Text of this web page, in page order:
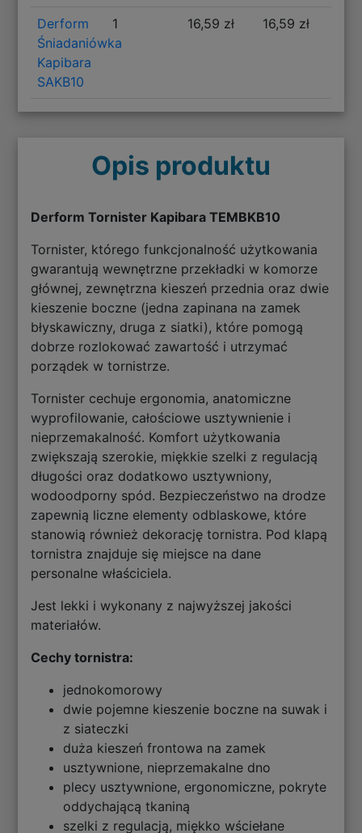
Derform
Śniadaniówka
Kapibara
SAKB10
1 16,59 zł 16,59 zł
Opis produktu
Derform Tornister Kapibara TEMBKB10
Tornister, którego funkcjonalność użytkowania
gwarantują wewnętrzne przekładki w komorze
głównej, zewnętrzna kieszeń przednia oraz dwie
kieszenie boczne (jedna zapinana na zamek
błyskawiczny, druga z siatki), które pomogą
dobrze rozlokować zawartość i utrzymać
porządek w tornistrze.
Tornister cechuje ergonomia, anatomiczne
wyprofilowanie, całościowe usztywnienie i
nieprzemakalność. Komfort użytkowania
zwiększają szerokie, miękkie szelki z regulacją
długości oraz dodatkowo usztywniony,
wodoodporny spód. Bezpieczeństwo na drodze
zapewnią liczne elementy odblaskowe, które
stanowią również dekorację tornistra. Pod klapą
tornistra znajduje się miejsce na dane
personalne właściciela.
Jest lekki i wykonany z najwyższej jakości
materiałów.
Cechy tornistra:
jednokomorowy
dwie pojemne kieszenie boczne na suwak i
z siateczki
duża kieszeń frontowa na zamek
usztywnione, nieprzemakalne dno
plecy usztywnione, ergonomiczne, pokryte
oddychającą tkaniną
szelki z regulacją, miękko wściełane